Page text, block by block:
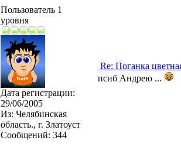
Пользователь 1
уровня
Дата регистрации:
29/06/2005
Из: Челябинская
область., г. Златоуст
Сообщений: 344
Re: Поганка
псиб Андрею ...